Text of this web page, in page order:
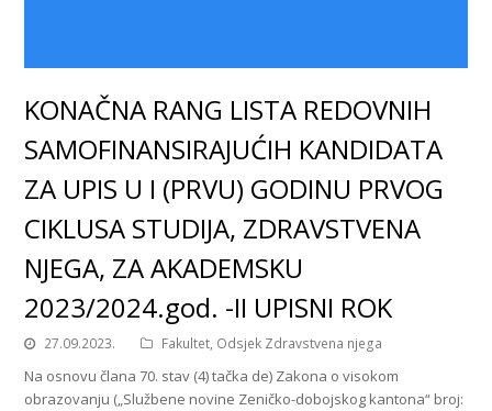
KONAČNA RANG LISTA REDOVNIH
SAMOFINANSIRAJUĆIH KANDIDATA
ZA UPIS U I (PRVU) GODINU PRVOG
CIKLUSA STUDIJA, ZDRAVSTVENA
NJEGA, ZA AKADEMSKU
2023/2024.god. -II UPISNI ROK
27.09.2023. Fakultet, Odsjek Zdravstvena njega
Na osnovu člana 70. stav (4) tačka de) Zakona o visokom
obrazovanju („Službene novine Zeničko-dobojskog kantona“ broj: